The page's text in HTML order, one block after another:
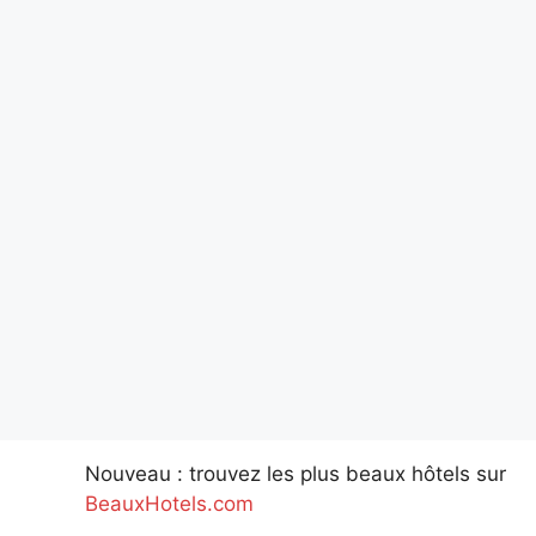
Nouveau : trouvez les plus beaux hôtels sur
BeauxHotels.com